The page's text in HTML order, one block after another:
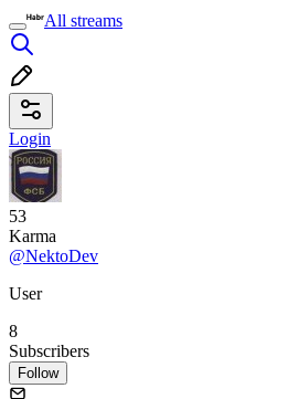
All streams
Login
53
Karma
@NektoDev
User
8
Subscribers
Follow